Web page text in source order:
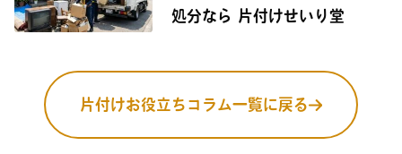
処分なら 片付けせいり堂
片付けお役立ちコラム一覧に戻る